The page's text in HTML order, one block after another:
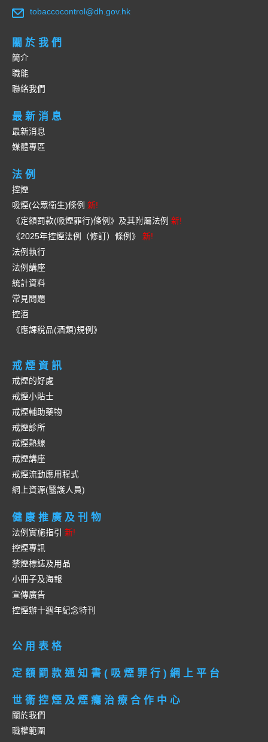
tobaccocontrol@dh.gov.hk
關於我們
簡介
職能
聯絡我們
最新消息
最新消息
媒體專區
法例
控煙
吸煙(公眾衞生)條例 新!
《定額罰款(吸煙罪行)條例》及其附屬法例 新!
《2025年控煙法例（修訂）條例》 新!
法例執行
法例講座
統計資料
常見問題
控酒
《應課稅品(酒類)規例》
戒煙資訊
戒煙的好處
戒煙小貼士
戒煙輔助藥物
戒煙診所
戒煙熱線
戒煙講座
戒煙流動應用程式
網上資源(醫護人員)
健康推廣及刊物
法例實施指引 新!
控煙專訊
禁煙標誌及用品
小冊子及海報
宣傳廣告
控煙辦十週年紀念特刊
公用表格
定額罰款通知書(吸煙罪行)網上平台
世衞控煙及煙癮治療合作中心
關於我們
職權範圍